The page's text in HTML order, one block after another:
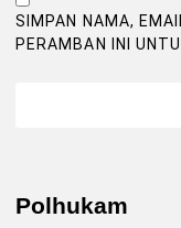
SIMPAN NAMA,
PERAMBAN INI
Polhukam